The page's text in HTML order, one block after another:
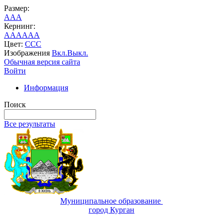
Размер:
AAA
Кернинг:
AAAAAA
Цвет: CCC
Изображения Вкл.Выкл.
Обычная версия сайта
Войти
Информация
Поиск
Все результаты
Муниципальное образование
город Курган